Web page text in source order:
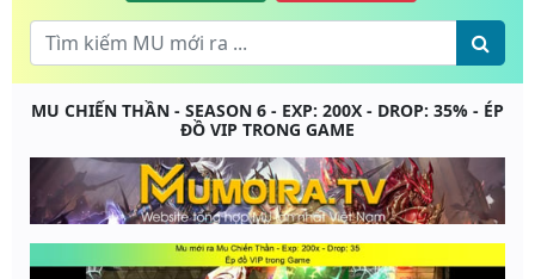
MU CHIẾN THẦN - SEASON 6 - EXP: 200X - DROP: 35% - ÉP
ĐỒ VIP TRONG GAME